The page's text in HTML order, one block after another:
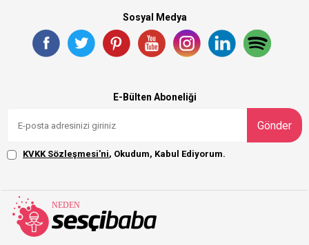
Sosyal Medya
E-Bülten Aboneliği
Gönder
KVKK Sözleşmesi'ni, Okudum, Kabul Ediyorum.